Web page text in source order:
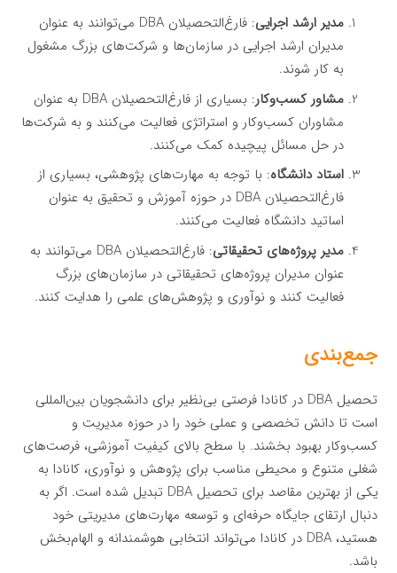
مدیر ارشد اجرایی
: فارغ‌التحصیلان DBA می‌توانند به عنوان
مدیران ارشد اجرایی در سازمان‌ها و شرکت‌های بزرگ مشغول
به کار شوند.
مشاور کسب‌وکار
: بسیاری از فارغ‌التحصیلان DBA به عنوان
مشاوران کسب‌وکار و استراتژی فعالیت می‌کنند و به شرکت‌ها
در حل مسائل پیچیده کمک می‌کنند.
استاد دانشگاه: با توجه به مهارت‌های پژوهشی، بسیاری از
فارغ‌التحصیلان DBA در حوزه آموزش و تحقیق به عنوان
اساتید دانشگاه فعالیت می‌کنند.
مدیر پروژه‌های تحقیقاتی
: فارغ‌التحصیلان DBA می‌توانند به
عنوان مدیران پروژه‌های تحقیقاتی در سازمان‌های بزرگ
فعالیت کنند و نوآوری و پژوهش‌های علمی را هدایت کنند.
جمع‌بندی
تحصیل DBA در کانادا فرصتی بی‌نظیر برای دانشجویان بین‌المللی
است تا دانش تخصصی و عملی خود را در حوزه مدیریت و
کسب‌وکار بهبود بخشند. با سطح بالای کیفیت آموزشی، فرصت‌های
شغلی متنوع و محیطی مناسب برای پژوهش و نوآوری، کانادا به
یکی از بهترین مقاصد برای تحصیل DBA تبدیل شده است. اگر به
دنبال ارتقای جایگاه حرفه‌ای و توسعه مهارت‌های مدیریتی خود
هستید، DBA در کانادا می‌تواند انتخابی هوشمندانه و الهام‌بخش
باشد.